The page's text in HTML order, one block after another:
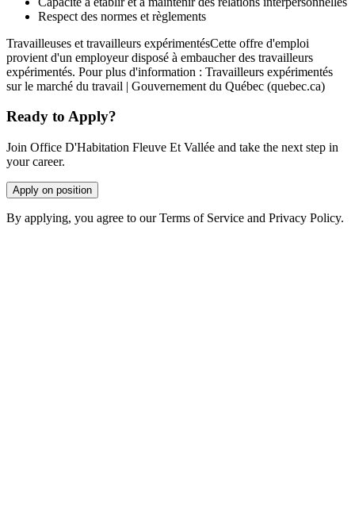
Respect des normes et règlements
Travailleuses et travailleurs expérimentésCette offre d'emploi
provient d'un employeur disposé à embaucher des travailleurs
expérimentés. Pour plus d'information : Travailleurs expérimentés
sur le marché du travail | Gouvernement du Québec (quebec.ca)
Ready to Apply?
Join Office D'Habitation Fleuve Et Vallée and take the next step in
your career.
Apply on position
By applying, you agree to our Terms of Service and Privacy Policy.